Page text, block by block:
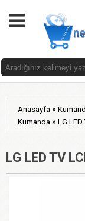
Anasayfa »
Kumanda » LG LED
LG LED TV